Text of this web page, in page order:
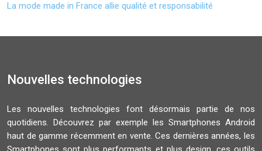
La mode made in France allie qualité et responsabilité
Nouvelles technologies
Les nouvelles technologies font désormais partie de nos
quotidiens. Découvrez par exemple les Smartphones Android
haut de gamme récemment en vente. Ces dernières années, les